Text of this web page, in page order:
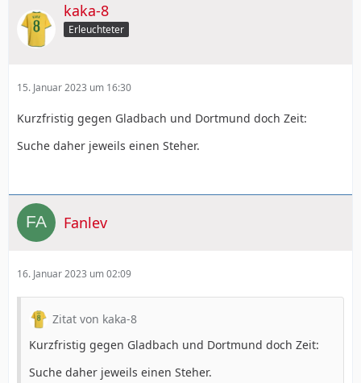
kaka-8
Erleuchteter
15. Januar 2023 um 16:30
Kurzfristig gegen Gladbach und Dortmund doch Zeit:
Suche daher jeweils einen Steher.
Fanlev
16. Januar 2023 um 02:09
Zitat von kaka-8
Kurzfristig gegen Gladbach und Dortmund doch Zeit:
Suche daher jeweils einen Steher.